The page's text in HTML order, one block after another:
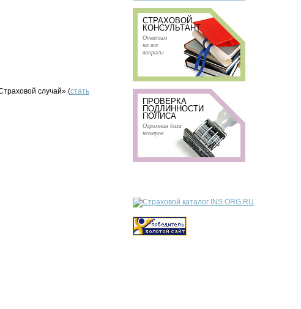
случай» (стать
СТРАХОВОЙ
КОНСУЛЬТАНТ
Ответим
на все
вопросы
ПРОВЕРКА
ПОДЛИННОСТИ
ПОЛИСА
Огромная база
номеров